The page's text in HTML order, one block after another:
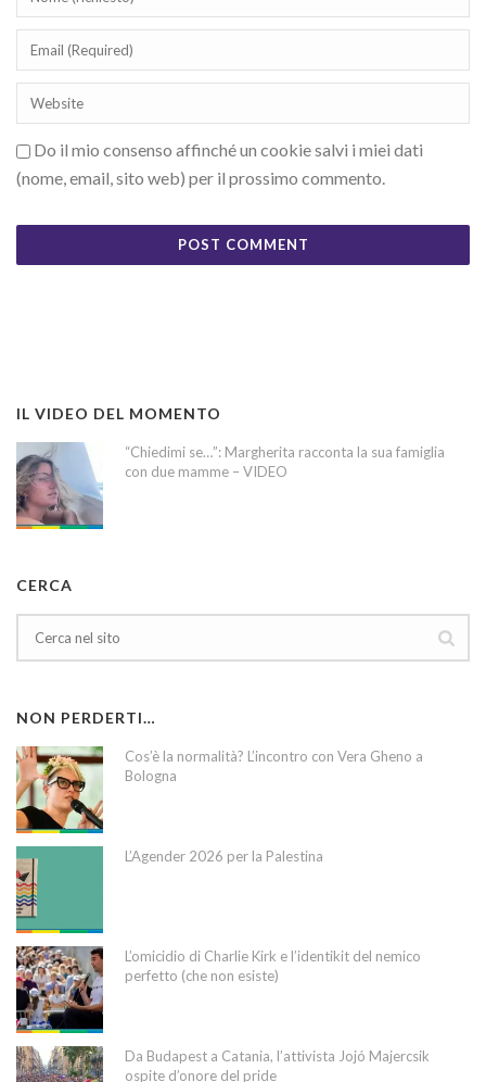
Do il mio consenso affinché un cookie salvi i miei dati
(nome, email, sito web) per il prossimo commento.
IL VIDEO DEL MOMENTO
“Chiedimi se…”: Margherita racconta la sua famiglia
con due mamme – VIDEO
CERCA
NON PERDERTI…
Cos’è la normalità? L’incontro con Vera Gheno a
Bologna
L’Agender 2026 per la Palestina
L’omicidio di Charlie Kirk e l’identikit del nemico
perfetto (che non esiste)
Da Budapest a Catania, l’attivista Jojó Majercsik
ospite d’onore del pride